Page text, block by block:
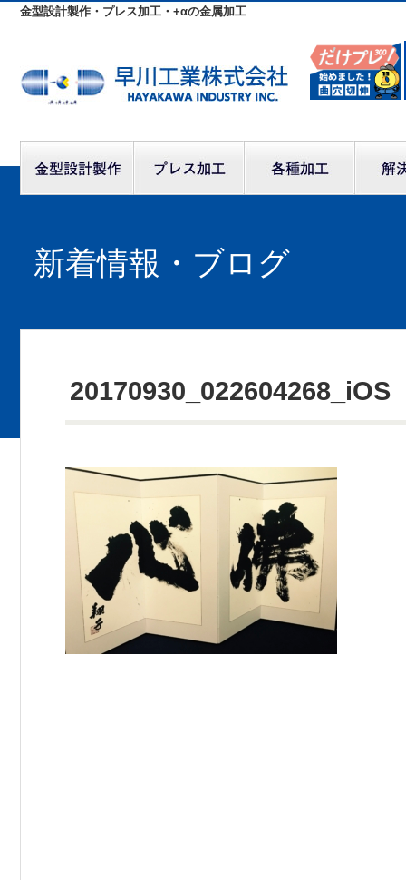
金型設計製作・プレス加工・+αの金属加工
新着情報・ブログ
20170930_022604268_iOS